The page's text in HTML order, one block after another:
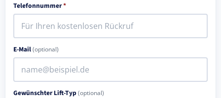
Telefonnummer*
E-Mail(optional)
Gewünschter Lift-Typ(optional)